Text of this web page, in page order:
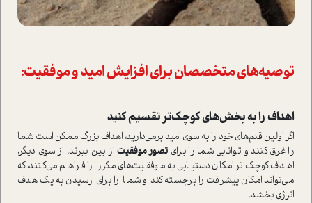
توصیه‌های متخصصان برای افزایش امید و موفقیت:
اهداف را به بخش‌های کوچک‌تر تقسیم کنید
اگر اولین قدم‌های خود را به سوی امید برمی‌دارید، اهداف بزرگ ممکن است شما
را غرق کنند و توانایی شما را برای تصور موفقیتاز بین ببرند. از سوی دیگر،
اهداف کوچک‌تر امکان دستیابی به موفقیت‌های مکرر را فراهم می‌کنند، که
می‌تواند امکان پیشرفت را برجسته کند و شما را برای رسیدن به یک هدف
انرژی بخشد.